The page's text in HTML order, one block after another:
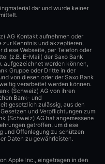
dar und wurde keiner
AG Kontakt aufnehmen oder
zur Kenntnis und akzeptieren,
Webseite, per Telefon oder
(z.B. E-Mail) der Saxo Bank
aufgezeichnet werden können,
Gruppe oder Dritte in der
von diesen oder der Saxo Bank
verarbeitet werden können.
(Schweiz) AG von ihren
Bank- und
gesetzlich zulässig, aus den
und Verpflichtungen zum
(Schweiz) AG hat angemessene
getroffen, um diese
und Offenlegung zu schützen
Daten zu gewährleisten.
Apple Inc., eingetragen in den